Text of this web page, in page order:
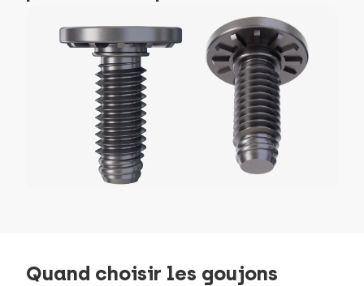
Quand choisir les goujons